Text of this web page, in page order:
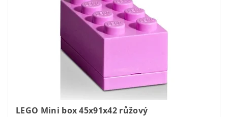
LEGO Mini box 45x91x42 růžový